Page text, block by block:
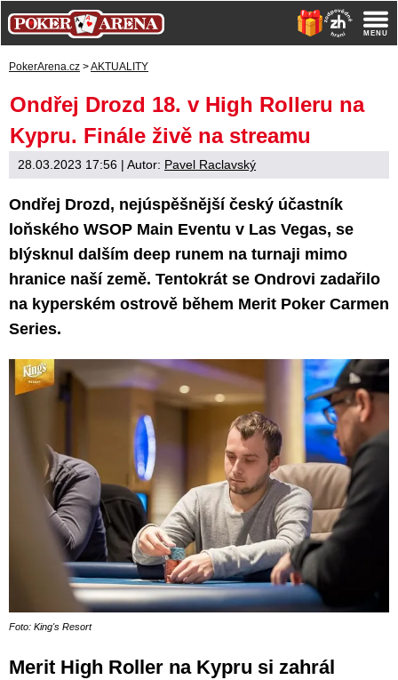
PokerArena.cz >AKTUALITY
Ondřej Drozd 18. v High Rolleru na
Kypru. Finále živě na streamu
28.03.2023 17:56 | Autor: Pavel Raclavský
Ondřej Drozd, nejúspěšnější český účastník
loňského WSOP Main Eventu v Las Vegas, se
blýsknul dalším deep runem na turnaji mimo
hranice naší země. Tentokrát se Ondrovi zadařilo
na kyperském ostrově během Merit Poker Carmen
Series.
Foto: King's Resort
Merit High Roller na Kypru si zahrál